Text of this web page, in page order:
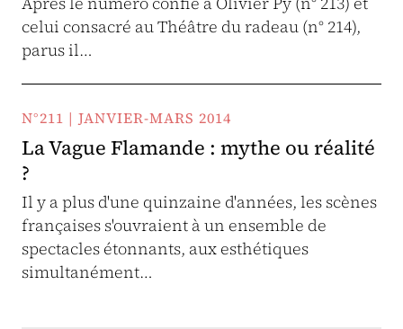
celui consacré au Théâtre du radeau (n° 214),
parus il…
N°211 | JANVIER-MARS 2014
La Vague Flamande : mythe ou réalité
?
Il y a plus d'une quinzaine d'années, les scènes
françaises s'ouvraient à un ensemble de
spectacles étonnants, aux esthétiques
simultanément…